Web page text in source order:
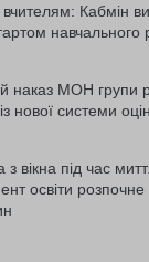
Кабмін
навчального
наказ МОН групи
нової системи
вікна під час
освіти розпочне